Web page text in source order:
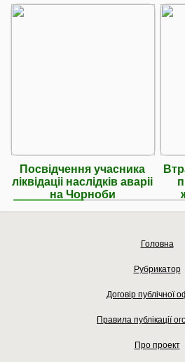
Посвідчення учасника
ліквідаціі наслідків аваріі
на Чорноби
Головна
Рубрикатор
Договір публічної
Правила публікації
Про проект